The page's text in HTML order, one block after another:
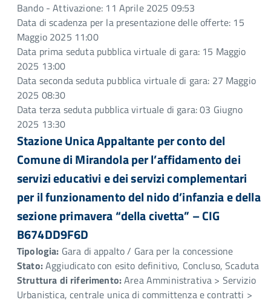
Bando - Attivazione: 11 Aprile 2025 09:53
Data di scadenza per la presentazione delle offerte: 15
Maggio 2025 11:00
Data prima seduta pubblica virtuale di gara: 15 Maggio
2025 13:00
Data seconda seduta pubblica virtuale di gara: 27 Maggio
2025 08:30
Data terza seduta pubblica virtuale di gara: 03 Giugno
2025 13:30
Stazione Unica Appaltante per conto del
Comune di Mirandola per l’affidamento dei
servizi educativi e dei servizi complementari
per il funzionamento del nido d’infanzia e della
sezione primavera “della civetta” – CIG
B674DD9F6D
Tipologia: Gara di appalto / Gara per la concessione
Stato:Aggiudicato con esito definitivo, Concluso, Scaduta
Struttura di riferimento:Area Amministrativa > Servizio
Urbanistica, centrale unica di committenza e contratti >